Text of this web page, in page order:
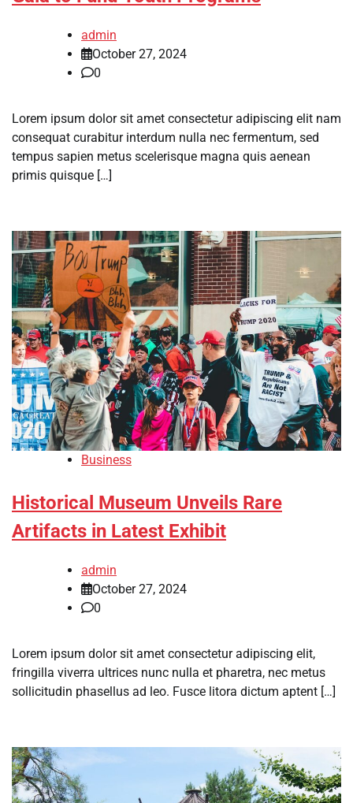
admin
October 27, 2024
0
Lorem ipsum dolor sit amet consectetur adipiscing elit nam
consequat curabitur interdum nulla nec fermentum, sed
tempus sapien metus scelerisque magna quis aenean
primis quisque […]
Business
Historical Museum Unveils Rare
Artifacts in Latest Exhibit
admin
October 27, 2024
0
Lorem ipsum dolor sit amet consectetur adipiscing elit,
fringilla viverra ultrices nunc nulla et pharetra, nec metus
sollicitudin phasellus ad leo. Fusce litora dictum aptent […]